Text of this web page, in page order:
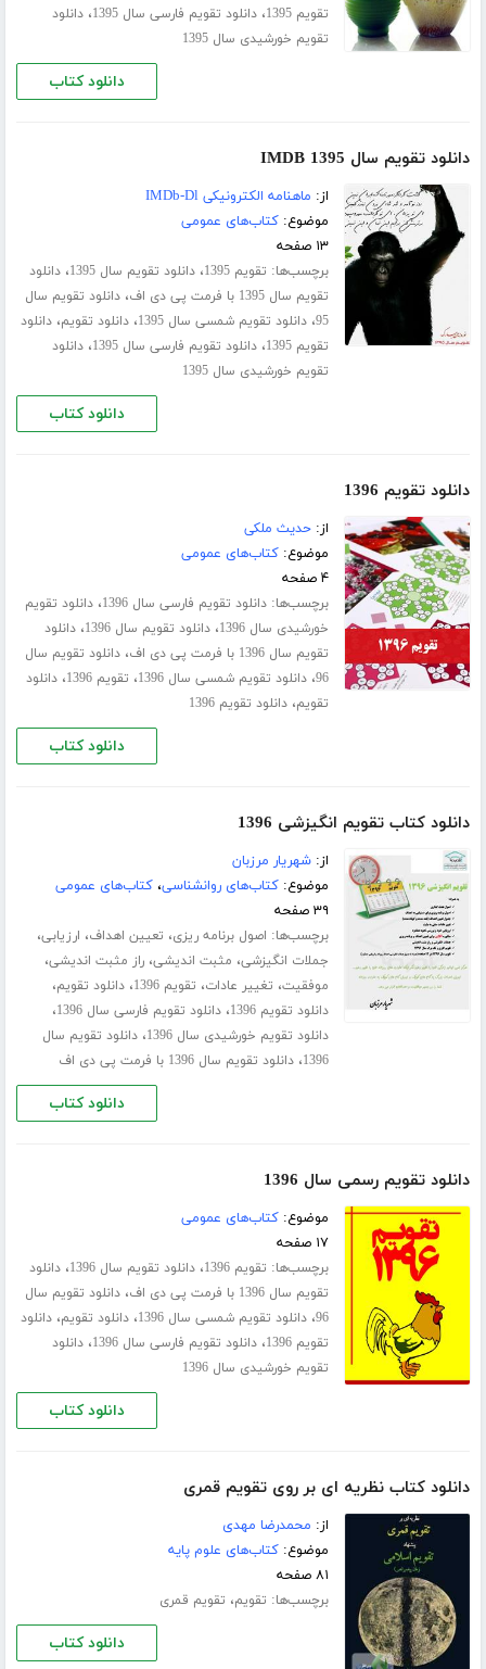
تقویم 1395
،دانلود تقویم فارسی سال 1395 ،دانلود
تقویم خورشیدی سال 1395
دانلود کتاب
دانلود تقویم سال 1395 IMDB
از: ماهنامه الکترونیکی IMDb-Dl
موضوع:کتاب‌های عمومی
۱۳ صفحه
برچسب‌ها: تقویم 1395 ،دانلود تقویم سال 1395 ،دانلود
تقویم سال 1395 با فرمت پی دی اف
،دانلود تقویم سال
95،دانلود تقویم شمسی سال 1395 ،دانلود تقویم،دانلود
تقویم 1395
،دانلود تقویم فارسی سال 1395 ،دانلود
تقویم خورشیدی سال 1395
دانلود کتاب
دانلود تقویم 1396
از:حدیث ملکی
موضوع:کتاب‌های عمومی
۴ صفحه
برچسب‌ها:دانلود تقویم فارسی سال 1396 ،دانلود تقویم
خورشیدی سال 1396
،دانلود تقویم سال 1396 ،دانلود
تقویم سال 1396 با فرمت پی دی اف
،دانلود تقویم سال
96،دانلود تقویم شمسی سال 1396 ، تقویم 1396 ،دانلود
تقویم،دانلود تقویم 1396
دانلود کتاب
دانلود کتاب تقویم انگیزشی 1396
از:شهریار مرزبان
موضوع:کتاب‌های روانشناسی،کتاب‌های عمومی
۳۹ صفحه
برچسب‌ها: اصول برنامه ریزی، تعیین اهداف، ارزیابی،
جملات انگیزشی، مثبت اندیشی،راز مثبت اندیشی،
موفقیت، تغییر عادات، تقویم 1396 ،دانلود تقویم،
دانلود تقویم 1396 ،دانلود تقویم فارسی سال 1396 ،
دانلود تقویم خورشیدی سال 1396 ،دانلود تقویم سال
1396،دانلود تقویم سال 1396 با فرمت پی دی اف
دانلود کتاب
دانلود تقویم رسمی سال 1396
موضوع:کتاب‌های عمومی
۱۷ صفحه
برچسب‌ها: تقویم 1396 ،دانلود تقویم سال 1396 ،دانلود
تقویم سال 1396 با فرمت پی دی اف
،دانلود تقویم سال
96،دانلود تقویم شمسی سال 1396 ،دانلود تقویم،دانلود
تقویم 1396
،دانلود تقویم فارسی سال 1396 ،دانلود
تقویم خورشیدی سال 1396
دانلود کتاب
دانلود کتاب نظریه ای بر روی تقویم قمری
از: محمدرضا مهدی
موضوع:کتاب‌های علوم پایه
۸۱ صفحه
برچسب‌ها: تقویم، تقویم قمری
دانلود کتاب